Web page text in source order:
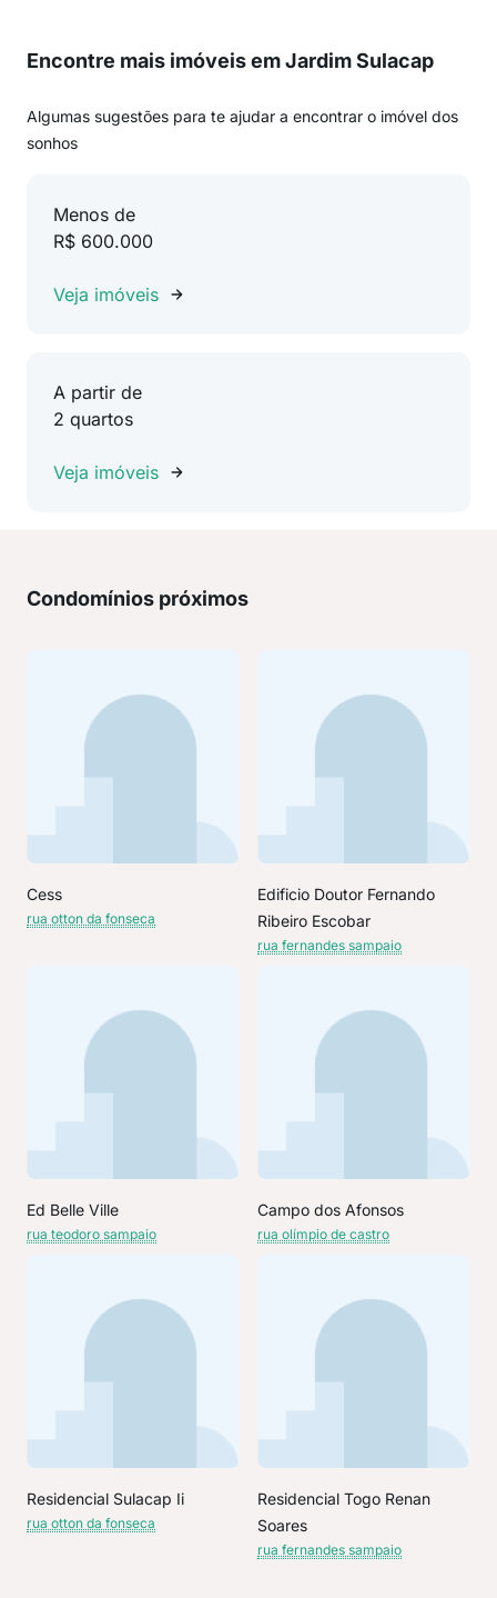
Encontre mais imóveis em Jardim Sulacap
Algumas sugestões para te ajudar a encontrar o imóvel dos
sonhos
Menos de
R$ 600.000
Veja imóveis
A partir de
2 quartos
Veja imóveis
Condomínios próximos
Cess
rua otton da fonseca
Edificio Doutor Fernando
Ribeiro Escobar
rua fernandes sampaio
Ed Belle Ville
rua teodoro sampaio
Campo dos Afonsos
rua olímpio de castro
Residencial Sulacap Ii
rua otton da fonseca
Residencial Togo Renan
Soares
rua fernandes sampaio